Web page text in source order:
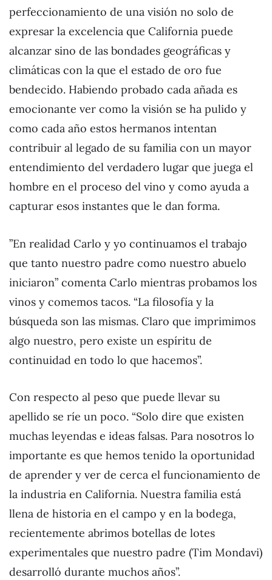
perfeccionamiento de una visión no solo de
expresar la excelencia que California puede
alcanzar sino de las bondades geográficas y
climáticas con la que el estado de oro fue
bendecido. Habiendo probado cada añada es
emocionante ver como la visión se ha pulido y
como cada año estos hermanos intentan
contribuir al legado de su familia con un mayor
entendimiento del verdadero lugar que juega el
hombre en el proceso del vino y como ayuda a
capturar esos instantes que le dan forma.
”En realidad Carlo y yo continuamos el trabajo
que tanto nuestro padre como nuestro abuelo
iniciaron” comenta Carlo mientras probamos los
vinos y comemos tacos. “La filosofía y la
búsqueda son las mismas. Claro que imprimimos
algo nuestro, pero existe un espíritu de
continuidad en todo lo que hacemos”.
Con respecto al peso que puede llevar su
apellido se ríe un poco. “Solo dire que existen
muchas leyendas e ideas falsas. Para nosotros lo
importante es que hemos tenido la oportunidad
de aprender y ver de cerca el funcionamiento de
la industria en California. Nuestra familia está
llena de historia en el campo y en la bodega,
recientemente abrimos botellas de lotes
experimentales que nuestro padre (Tim Mondavi)
desarrolló durante muchos años”.